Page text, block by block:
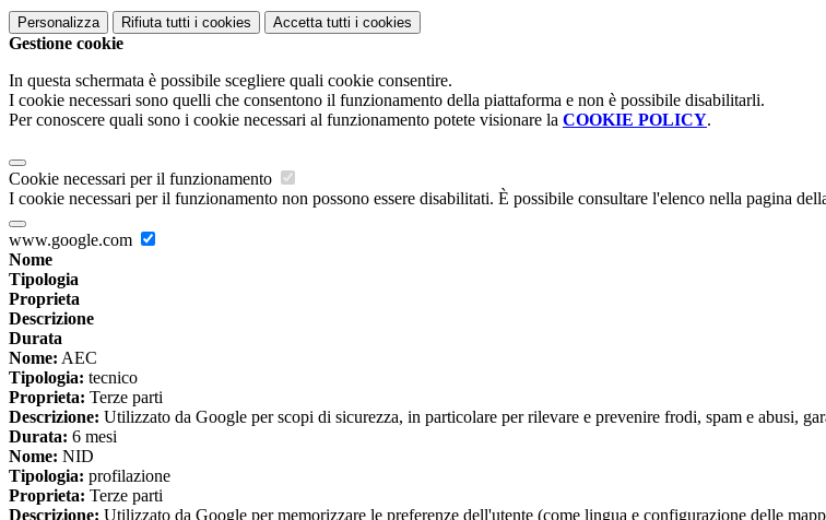
Personalizza Rifiuta tutti i cookies Accetta tutti i cookies
Gestione cookie
In questa schermata è possibile scegliere quali cookie consentire.
I cookie necessari sono quelli che consentono il funzionamento della piattaforma e non è possibile disabilitarli.
Per conoscere quali sono i cookie necessari al funzionamento potete visionare la COOKIE POLICY.
Cookie necessari per il funzionamento
I cookie necessari per il funzionamento non possono essere disabilitati. È possibile consultare l'elenco nella pagina
www.google.com
Nome
Tipologia
Proprieta
Descrizione
Durata
Nome: AEC
Tipologia: tecnico
Proprieta: Terze parti
Descrizione: Utilizzato da Google per scopi di sicurezza, in particolare per rilevare e prevenire frodi, spam e abusi,
Durata: 6 mesi
Nome: NID
Tipologia: profilazione
Proprieta: Terze parti
Descrizione: Utilizzato da Google per memorizzare le preferenze dell'utente (come lingua e configurazione delle